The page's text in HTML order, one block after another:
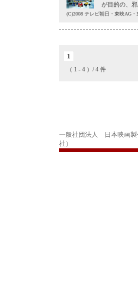
が目的の、
(C)2008 テレビ朝日・東映AG
1
（ 1 - 4 ）/ 4 件
一般社団法人 日本映画製
社）